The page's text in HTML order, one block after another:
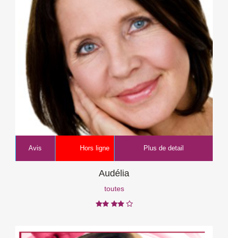
Avis Hors ligne Plus de detail
Audélia
toutes